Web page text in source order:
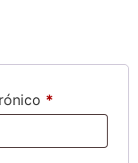
*